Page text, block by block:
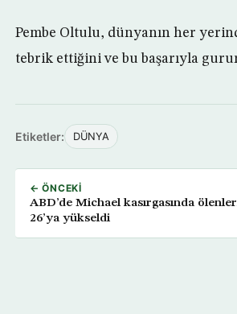
Pembe Oltulu, dünyanın her
tebrik ettiğini ve bu başarıyla
Etiketler: DÜNYA
← ÖNCEKI
ABD’de Michael kasırgasında
26’ya yükseldi